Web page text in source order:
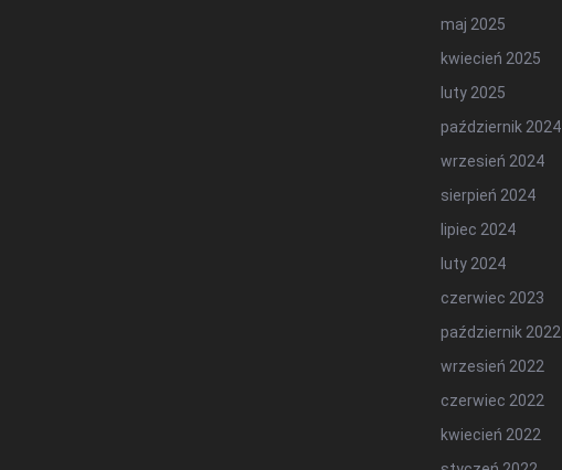
maj 2025
kwiecień 2025
luty 2025
październik 2024
wrzesień 2024
sierpień 2024
lipiec 2024
luty 2024
czerwiec 2023
październik 2022
wrzesień 2022
czerwiec 2022
kwiecień 2022